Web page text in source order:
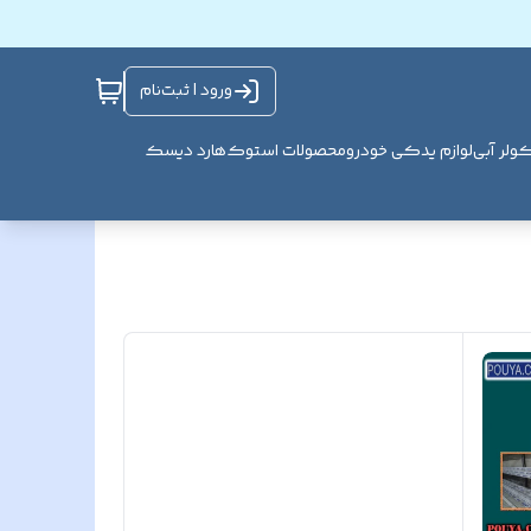
ورود | ثبت‌نام
آبیلوازم یدکی خودرومحصولات استوکهارد دیسک